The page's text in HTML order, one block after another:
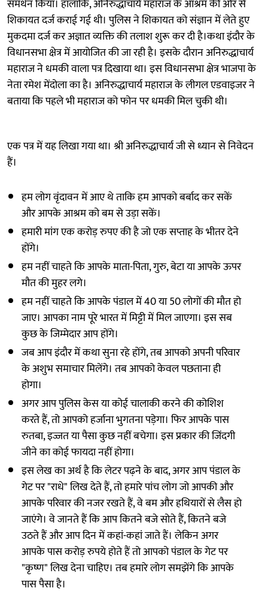
समर्थन किया। हालांकि, अनिरुद्धाचार्य महाराज के आश्रम की ओर से
शिकायत दर्ज कराई गई थी। पुलिस ने शिकायत को संज्ञान में लेते हुए
मुकदमा दर्ज कर अज्ञात व्यक्ति की तलाश शुरू कर दी है।कथा इंदौर के
विधानसभा क्षेत्र में आयोजित की जा रही है। इसके दौरान अनिरुद्धाचार्य
महाराज ने धमकी वाला पत्र दिखाया था। इस विधानसभा क्षेत्र भाजपा के
नेता रमेश मेंदोला का है। अनिरुद्धाचार्य महाराज के लीगल एडवाइजर ने
बताया कि पहले भी महाराज को फोन पर धमकी मिल चुकी थी।
एक पत्र में यह लिखा गया था। श्री अनिरुद्धाचार्य जी से ध्यान से निवेदन
हैं।
हम लोग वृंदावन में आए थे ताकि हम आपको बर्बाद कर सकें
और आपके आश्रम को बम से उड़ा सकें।
हमारी मांग एक करोड़ रुपए की है जो एक सप्ताह के भीतर देने
होंगे।
हम नहीं चाहते कि आपके माता-पिता, गुरु, बेटा या आपके ऊपर
मौत की मुहर लगे।
हम नहीं चाहते कि आपके पंडाल में 40 या 50 लोगों की मौत हो
जाए। आपका नाम पूरे भारत में मिट्टी में मिल जाएगा। इस सब
कुछ के जिम्मेदार आप होंगे।
जब आप इंदौर में कथा सुना रहे होंगे, तब आपको अपनी परिवार
के अशुभ समाचार मिलेंगे। तब आपको केवल पछताना ही
होगा।
अगर आप पुलिस केस या कोई चालाकी करने की कोशिश
करते हैं, तो आपको हर्जाना भुगतना पड़ेगा। फिर आपके पास
रुतबा, इज्जत या पैसा कुछ नहीं बचेगा। इस प्रकार की जिंदगी
जीने का कोई फायदा नहीं होगा।
इस लेख का अर्थ है कि लेटर पढ़ने के बाद, अगर आप पंडाल के
गेट पर "राधे" लिख देते हैं, तो हमारे पांच लोग जो आपकी और
आपके परिवार की नजर रखते हैं, वे बम और हथियारों से लैस हो
जाएंगे। वे जानते हैं कि आप कितने बजे सोते हैं, कितने बजे
उठते हैं और आप दिन में कहां-कहां जाते हैं। लेकिन अगर
आपके पास करोड़ रुपये होते हैं तो आपको पंडाल के गेट पर
"कृष्ण" लिख देना चाहिए। तब हमारे लोग समझेंगे कि आपके
पास पैसा है।